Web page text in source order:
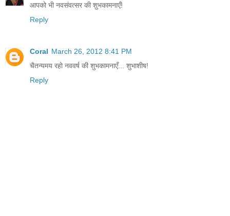
आपको भी नवसंवत्सर की शुभकामनाएँ!
Reply
Coral March 26, 2012 8:41 PM
चैतन्यमय रहो नववर्ष की शुभकामनाएँ... शुभाशीष!
Reply